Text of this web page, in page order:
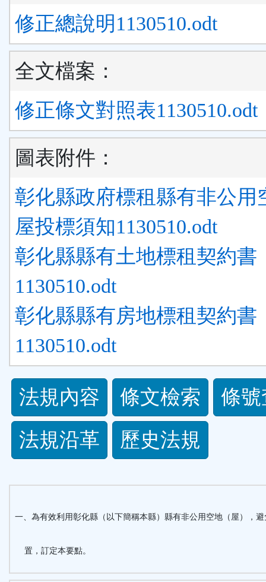
修正總說明1130510.odt
全文檔案：
修正條文對照表1130510.odt
圖表附件：
彰化縣政府標租縣有非公用
屋投標須知1130510.odt
彰化縣縣有土地標租契約書
1130510.odt
彰化縣縣有房地標租契約書
1130510.odt
法
規
功
能
區
法規內容 條文檢索
條
法規沿革
歷史法規
一、為有效利用彰化縣（以下簡稱本縣）縣有非公用空地（屋），避
置，訂定本要點。